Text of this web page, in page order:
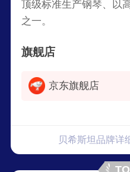
顶级标准生产钢琴、以
之一。
旗舰店
京东旗舰店
贝希斯坦品牌详